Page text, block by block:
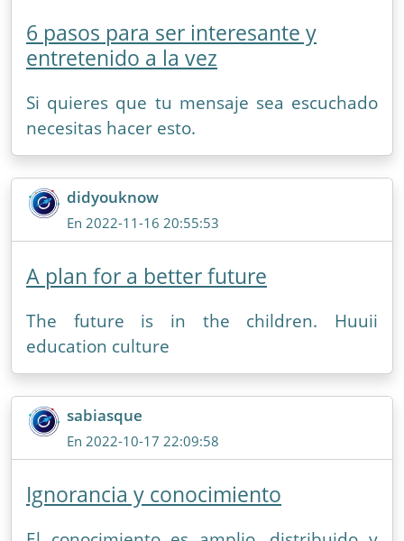
6 pasos para ser interesante y
entretenido a la vez
Si quieres que tu mensaje sea escuchado
necesitas hacer esto.
didyouknow
En 2022-11-16 20:55:53
A plan for a better future
The future is in the children. Huuii
education culture
sabiasque
En 2022-10-17 22:09:58
Ignorancia y conocimiento